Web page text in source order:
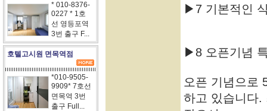
* 010-8376-
0227 * 1호
선 영등포역
3번 출구 F...
호텔고시원 면목역점
*010-9505-
9909* 7호선
면목역 3번
출구 Full...
▶7 기본적인
▶8 오픈기념
오픈 기념으로
하고 있습니다.